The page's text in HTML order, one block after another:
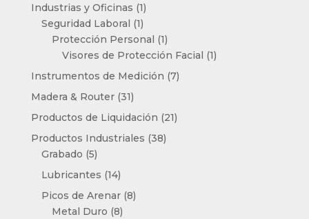
Industrias y Oficinas 11
producto
Seguridad Laboral 11
producto
Protección Personal 11
producto
Visores de Protección Facial 11
Instrumentos de Medición 77
Madera & Router 3131
productos
Productos de Liquidación 2121
Productos Industriales 3838
Grabado 55
productos
Lubricantes 1414
productos
Picos de Arenar 88
Metal Duro 88